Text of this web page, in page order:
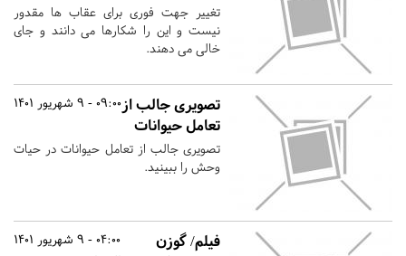
تغییر جهت فوری برای عقاب ها مقدور
نیست و این را شکارها می دانند و جای
خالی می دهند.
09:00 - 9 شهریور 1401 تصویری جالب از
تعامل حیوانات
تصویری جالب از تعامل حیوانات در حیات
وحش را ببینید.
04:00 - 9 شهریور 1401
فیلم/ گوزن